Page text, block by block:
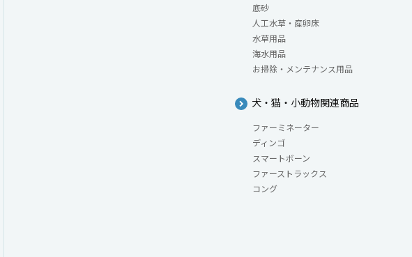
底砂
人工水草・産卵床
水草用品
海水用品
お掃除・メンテナンス用品
犬・猫・小動物関連商品
ファーミネーター
ディンゴ
スマートボーン
ファーストラックス
コング